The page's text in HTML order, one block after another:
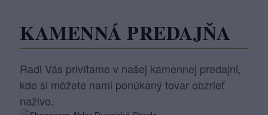
KAMENNÁ PREDAJŇA
Radi Vás privítame v našej kamennej predajni,
kde si môžete nami ponúkaný tovar obzrieť
naživo.